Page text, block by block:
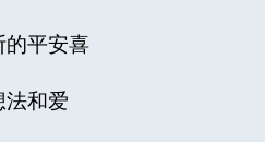
平安喜
和爱